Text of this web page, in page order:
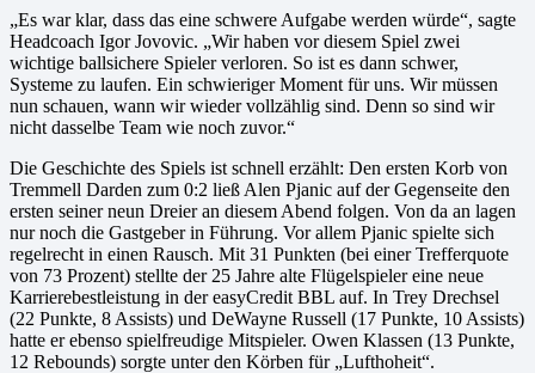
„Es war klar, dass das eine schwere Aufgabe werden würde“, sagte
Headcoach Igor Jovovic. „Wir haben vor diesem Spiel zwei
wichtige ballsichere Spieler verloren. So ist es dann schwer,
Systeme zu laufen. Ein schwieriger Moment für uns. Wir müssen
nun schauen, wann wir wieder vollzählig sind. Denn so sind wir
nicht dasselbe Team wie noch zuvor.“
Die Geschichte des Spiels ist schnell erzählt: Den ersten Korb von
Tremmell Darden zum 0:2 ließ Alen Pjanic auf der Gegenseite den
ersten seiner neun Dreier an diesem Abend folgen. Von da an lagen
nur noch die Gastgeber in Führung. Vor allem Pjanic spielte sich
regelrecht in einen Rausch. Mit 31 Punkten (bei einer Trefferquote
von 73 Prozent) stellte der 25 Jahre alte Flügelspieler eine neue
Karrierebestleistung in der easyCredit BBL auf. In Trey Drechsel
(22 Punkte, 8 Assists) und DeWayne Russell (17 Punkte, 10 Assists)
hatte er ebenso spielfreudige Mitspieler. Owen Klassen (13 Punkte,
12 Rebounds) sorgte unter den Körben für „Lufthoheit“.